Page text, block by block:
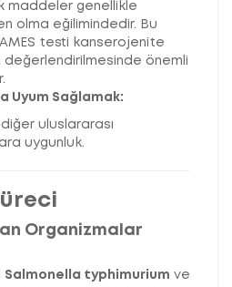
maddeler genellikle
olma eğilimindedir. Bu
testi kanserojenite
değerlendirilmesinde önemli
Uyum Sağlamak:
uluslararası
uygunluk.
Organizmalar
Salmonella typhimurium ve